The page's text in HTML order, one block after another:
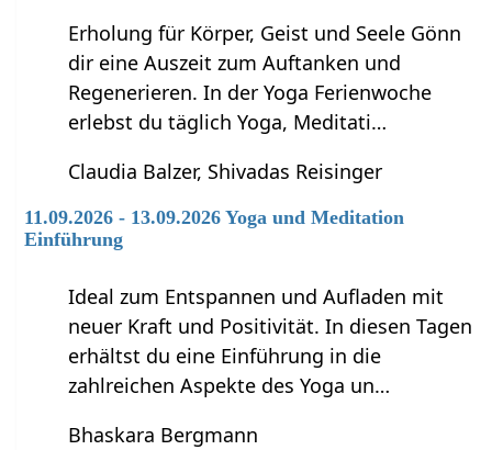
Erholung für Körper, Geist und Seele Gönn
dir eine Auszeit zum Auftanken und
Regenerieren. In der Yoga Ferienwoche
erlebst du täglich Yoga, Meditati…
Claudia Balzer, Shivadas Reisinger
11.09.2026 - 13.09.2026 Yoga und Meditation
Einführung
Ideal zum Entspannen und Aufladen mit
neuer Kraft und Positivität. In diesen Tagen
erhältst du eine Einführung in die
zahlreichen Aspekte des Yoga un…
Bhaskara Bergmann